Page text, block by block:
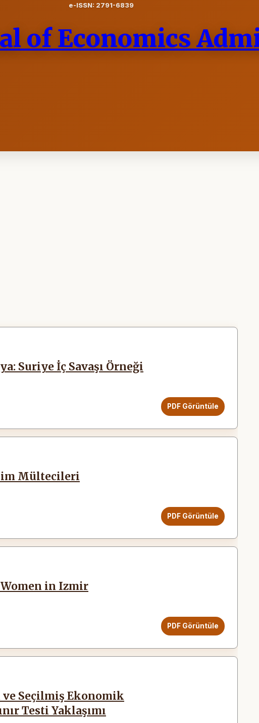
e-ISSN: 2791-6839
of Economics
Suriye İç Savaşı Örneği
PDF Görüntüle
Mültecileri
PDF Görüntüle
in Izmir
PDF Görüntüle
Seçilmiş Ekonomik
Testi Yaklaşımı